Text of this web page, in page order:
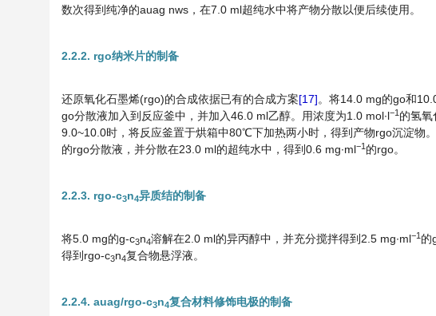
数次得到纯净的auag nws，在7.0 ml超纯水中将产物分散以便后续使用。
2.2.2. rgo纳米片的制备
还原氧化石墨烯(rgo)的合成依据已有的合成方案[17]。将14.0 mg的go和
go分散液加入到反应釜中，并加入46.0 ml乙醇。用浓度为1.0 mol∙l−1 的氢
9.0~10.0时，将反应釜置于烘箱中80℃下加热两小时，得到产物rgo沉淀物
的rgo分散液，并分散在23.0 ml的超纯水中，得到0.6 mg∙ml−1 的rgo。
2.2.3. rgo-c3n4异质结的制备
将5.0 mg的g-c3n4溶解在2.0 ml的异丙醇中，并充分搅拌得到2.5 mg∙ml−1 的
得到rgo-c3n4复合物悬浮液。
2.2.4. auag/rgo-c3n4复合材料修饰电极的制备